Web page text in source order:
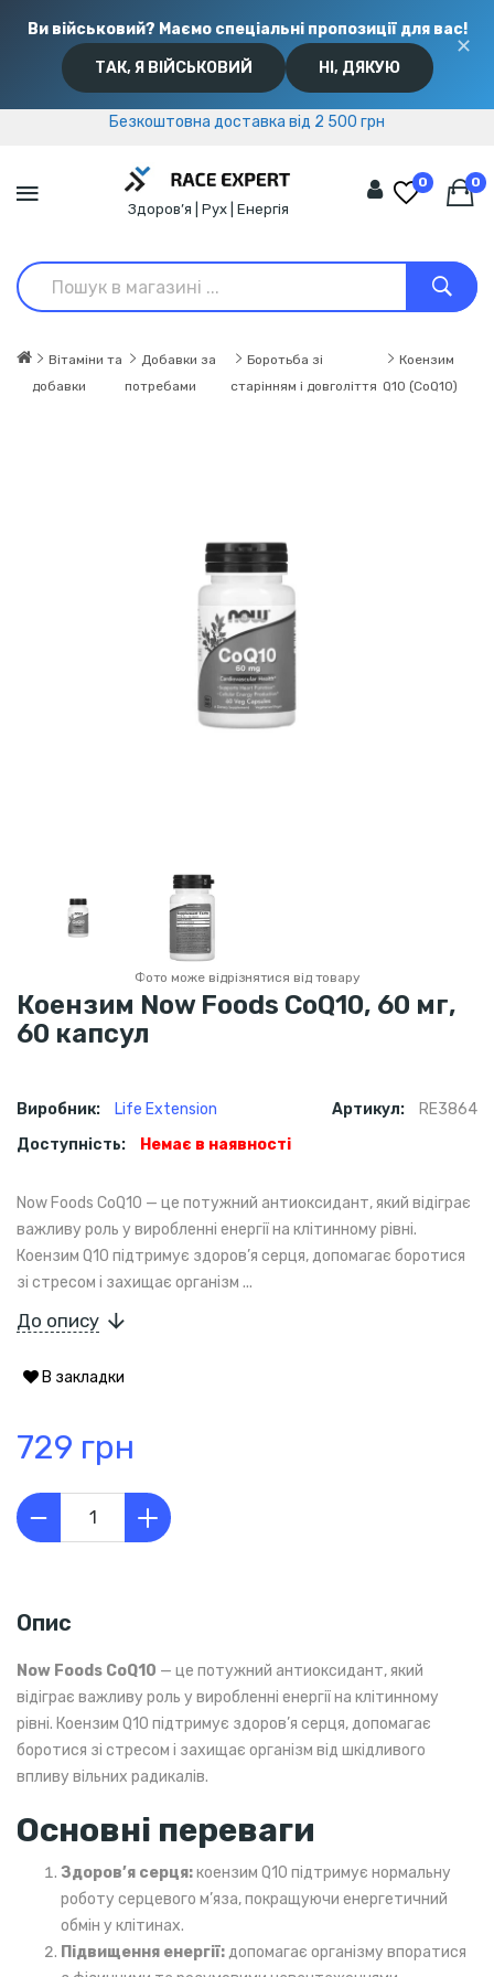
Ви військовий? Маємо спеціальні пропозиції для вас!
ТАК, Я ВІЙСЬКОВИЙ НІ, ДЯКУЮ
✕
Безкоштовна доставка від 2 500 грн
Безкоштовна доставка від 2 500 грн
Здоров’я | Рух | Енергія
0 0
Вітаміни та
добавки
Добавки за
потребами
Боротьба зі
старінням і довголіття
Коензим
Q10 (CoQ10)
Фото може відрізнятися від товару
Коензим Now Foods CоQ10, 60 мг,
60 капсул
Виробник: Life Extension Артикул:
RE3864
Доступність:
Немає в наявності
Now Foods CоQ10 — це потужний антиоксидант, який відіграє
важливу роль у виробленні енергії на клітинному рівні.
Коензим Q10 підтримує здоров’я серця, допомагає боротися
зі стресом і захищає організм ...
До опису
В закладки
729 грн
Опис
Now Foods CоQ10 — це потужний антиоксидант, який
відіграє важливу роль у виробленні енергії на клітинному
рівні. Коензим Q10 підтримує здоров’я серця, допомагає
боротися зі стресом і захищає організм від шкідливого
впливу вільних радикалів.
Основні переваги
Здоров’я серця:коензим Q10 підтримує нормальну
роботу серцевого м’яза, покращуючи енергетичний
обмін у клітинах.
Підвищення енергії:допомагає організму впоратися